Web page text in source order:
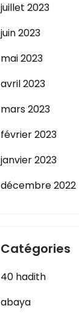
juillet 2023
juin 2023
mai 2023
avril 2023
mars 2023
février 2023
janvier 2023
décembre 2022
Catégories
40 hadith
abaya